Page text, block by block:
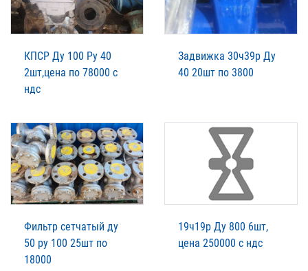
КПСР Ду 100 Ру 40
2шт,цена по 78000 с
ндс
Задвижка 30ч39р Ду
40 20шт по 3800
Фильтр сетчатый ду
50 ру 100 25шт по
18000
19ч19р Ду 800 6шт,
цена 250000 с ндс